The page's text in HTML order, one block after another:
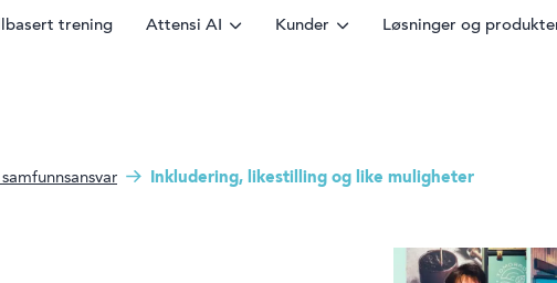
trening Attensi AI Kunder Løsninger og
Inkludering, likestilling og like muligheter